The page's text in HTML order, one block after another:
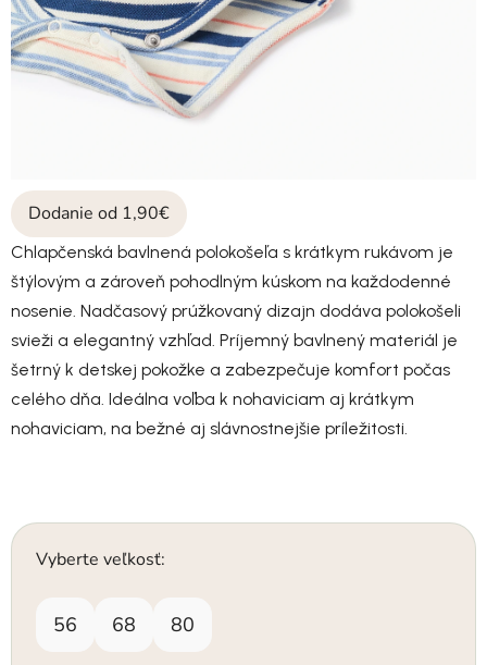
Dodanie od 1,90€
Chlapčenská bavlnená polokošeľa s krátkym rukávom je
štýlovým a zároveň pohodlným kúskom na každodenné
nosenie. Nadčasový prúžkovaný dizajn dodáva polokošeli
svieži a elegantný vzhľad. Príjemný bavlnený materiál je
šetrný k detskej pokožke a zabezpečuje komfort počas
celého dňa. Ideálna voľba k nohaviciam aj krátkym
nohaviciam, na bežné aj slávnostnejšie príležitosti.
Vyberte veľkosť:
56 68 80